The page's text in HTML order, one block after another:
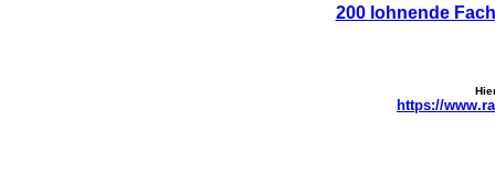
200 lohnende
https://